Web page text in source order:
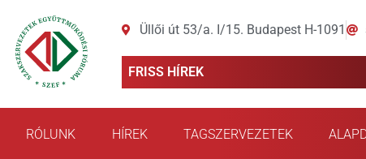
Üllői út 53/a. I/15. Budapest H-1091
FRISS HÍREK
RÓLUNK HÍREK TAGSZERVEZETEK